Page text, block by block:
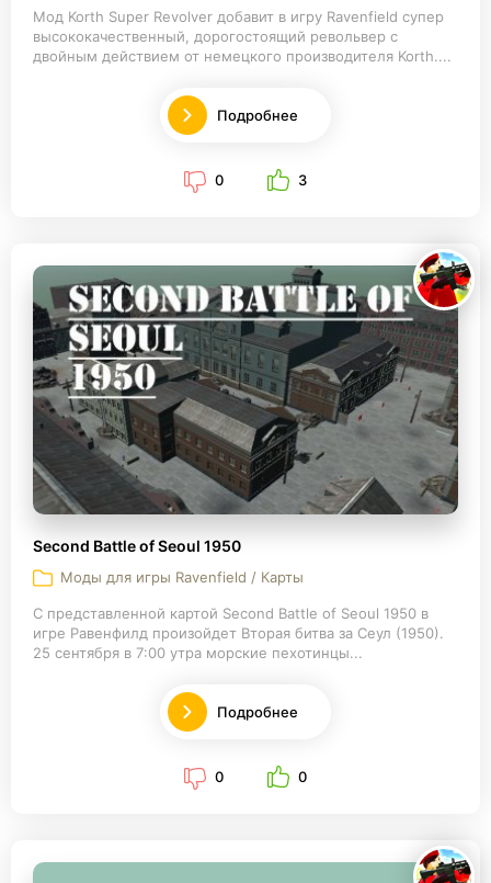
Мод Korth Super Revolver добавит в игру Ravenfield супер
высококачественный, дорогостоящий револьвер с
двойным действием от немецкого производителя Korth....
Подробнее
0 3
Second Battle of Seoul 1950
Моды для игры Ravenfield / Карты
С представленной картой Second Battle of Seoul 1950 в
игре Равенфилд произойдет Вторая битва за Сеул (1950).
25 сентября в 7:00 утра морские пехотинцы...
Подробнее
0 0